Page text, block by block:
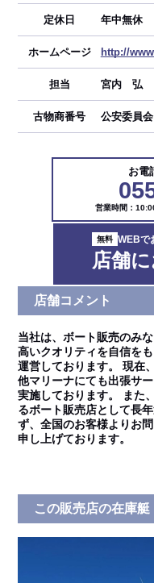
定休日 年中無休
ホームページ http://
担当 宮内 弘
古物商番号 公安委員
お電
営業時間：
WEBで
店舗
店舗コメント
当社は、ボート販売のみ
高いクオリティを自信を
運営しております。 現在
他マリーナにても出張サ
実施しております。 また
るボート販売店として長
ず、全国のお客様よりお
申し上げております。
この販売店の在庫艇